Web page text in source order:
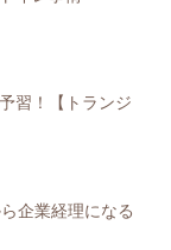
習！【トランジ
企業経理になる